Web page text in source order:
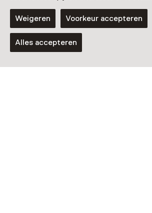
Weigeren Voorkeur accepteren
Alles accepteren
Tentoonstelling
Parkwijk: wederopbouw
wederopbouw
T/m 31 januari 2027 van